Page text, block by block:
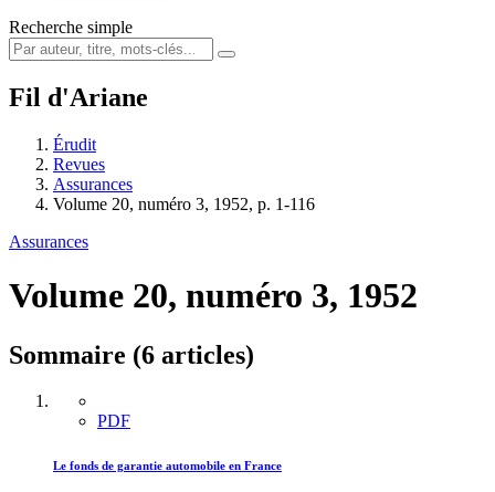
Recherche simple
Fil d'Ariane
Érudit
Revues
Assurances
Volume 20, numéro 3, 1952, p. 1-116
Assurances
Volume 20, numéro 3, 1952
Sommaire (6 articles)
PDF
Le fonds de garantie automobile en France